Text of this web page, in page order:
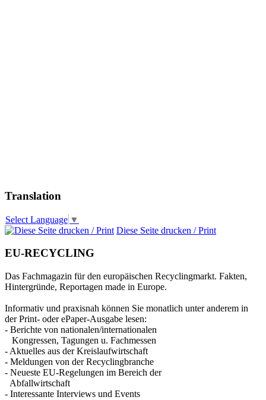
Translation
Select Language ▼
Diese Seite drucken / Print
EU-RECYCLING
Das Fachmagazin für den europäischen Recyclingmarkt. Fakten,
Hintergründe, Reportagen made in Europe.
Informativ und praxisnah können Sie monatlich unter anderem in
der Print- oder ePaper-Ausgabe lesen:
- Berichte von nationalen/internationalen
Kongressen, Tagungen u. Fachmessen
- Aktuelles aus der Kreislaufwirtschaft
- Meldungen von der Recyclingbranche
- Neueste EU-Regelungen im Bereich der
Abfallwirtschaft
- Interessante Interviews und Events